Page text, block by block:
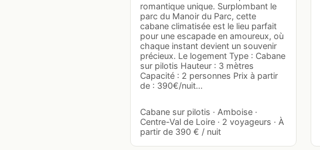
romantique unique. Surplombant le
parc du Manoir du Parc, cette
cabane climatisée est le lieu parfait
pour une escapade en amoureux, où
chaque instant devient un souvenir
précieux. Le logement Type : Cabane
sur pilotis Hauteur : 3 mètres
Capacité : 2 personnes Prix à partir
de : 390€/nuit…
Cabane sur pilotis · Amboise ·
Centre-Val de Loire · 2 voyageurs · À
partir de 390 € / nuit